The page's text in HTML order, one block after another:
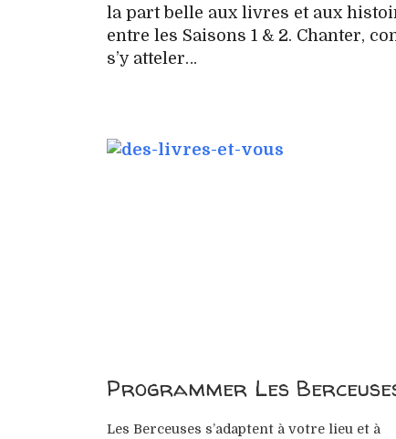
la part belle aux livres et aux
entre les Saisons 1 & 2. Chanter,
s’y atteler…
Programmer Les
Les Berceuses s’adaptent à votre lieu et à